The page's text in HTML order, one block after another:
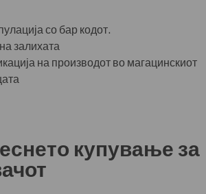
со бар кодот.
залихата
на производот во магацинскиот
купување за